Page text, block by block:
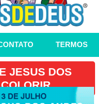
TERMOS
JESUS DOS